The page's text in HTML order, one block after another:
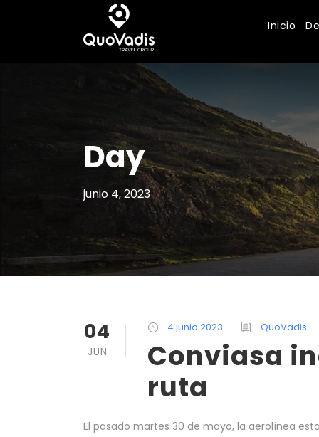
Inicio
Day
junio 4, 2023
04
JUN
4 junio 2023 QuoVadis
Conviasa
ruta
El pasado martes 30 de mayo, la aerolínea